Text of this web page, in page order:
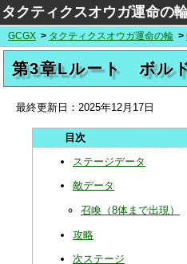
タクティクスオウガ運命の
GCGX タクティクスオウガ運命の輪
第3章Lルート ボル
最終更新日： 2025年12月17日
ステージデータ
敵データ
召喚（8体まで出現）
攻略
次ステージ